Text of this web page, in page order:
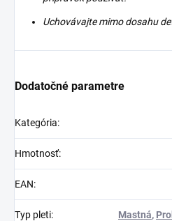
Uchovávajte mimo dosahu
Dodatočné parametre
Kategória:
Hmotnosť:
EAN:
Typ pleti: Mastná,